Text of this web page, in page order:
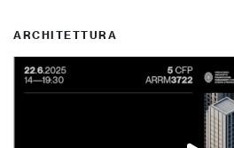
ARCHITETTURA